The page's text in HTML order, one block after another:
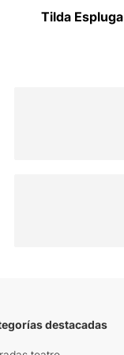
Tilda Espluga
destacadas